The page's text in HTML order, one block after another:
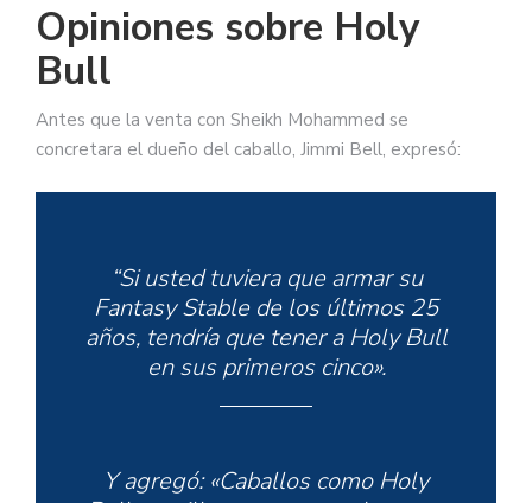
Opiniones sobre Holy
Bull
Antes que la venta con Sheikh Mohammed se
concretara el dueño del caballo, Jimmi Bell, expresó:
“Si usted tuviera que armar su
Fantasy Stable de los últimos 25
años, tendría que tener a Holy Bull
en sus primeros cinco».
Y agregó: «Caballos como Holy